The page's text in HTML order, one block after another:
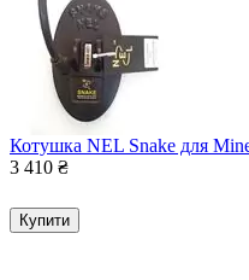
Котушка NEL Snake для
3 410 ₴
Купити